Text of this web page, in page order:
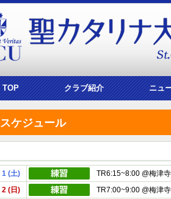
TOP クラブ紹介 ニュ
スケジュール
1 (土)
TR6:15~8:00 @梅津寺
2 (日)
TR7:00~9:00 @梅津寺